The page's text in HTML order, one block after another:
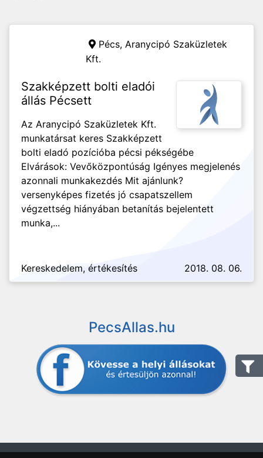
Pécs, Aranycipó Szaküzletek
Kft.
Szakképzett bolti eladói
állás Pécsett
Az Aranycipó Szaküzletek Kft.
munkatársat keres Szakképzett
bolti eladó pozícióba pécsi pékségébe
Elvárások: Vevőközpontúság Igényes megjelenés
azonnali munkakezdés Mit ajánlunk?
versenyképes fizetés jó csapatszellem
végzettség hiányában betanítás bejelentett
munka,...
Kereskedelem, értékesítés 2018. 08. 06.
PecsAllas.hu